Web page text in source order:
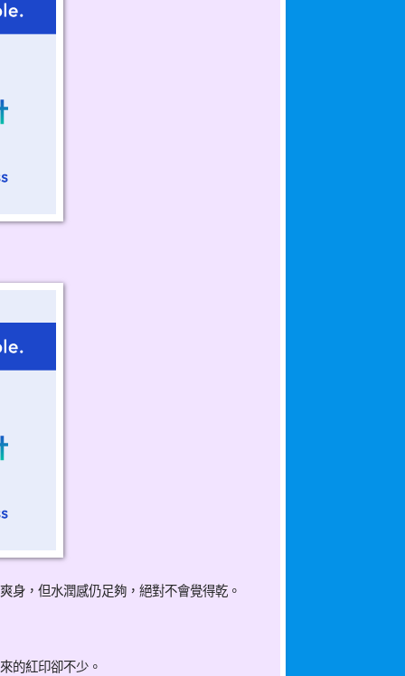
身，但水潤感仍足夠，絕對不會覺得乾。
的紅印卻不少。